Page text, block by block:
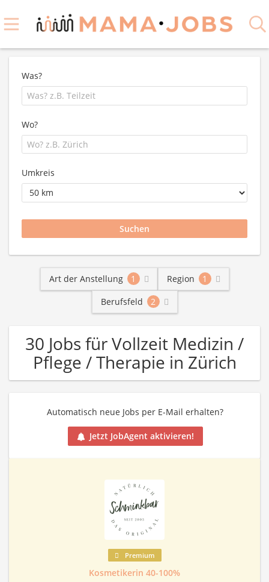
Was?
Wo?
Umkreis
Art der Anstellung 1 Region
1
Berufsfeld
2
30 Jobs für Vollzeit Medizin /
Pflege / Therapie in Zürich
Automatisch neue Jobs per E-Mail erhalten?
Jetzt JobAgent aktivieren!
Premium
Kosmetikerin 40-100%